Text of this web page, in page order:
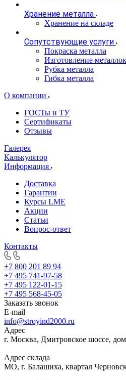
Хранение металла
Хранение на складе
Сопутствующие услуги
Покраска металла
Изготовление
Рубка металла
Гибка металла
О компании
ГОСТы и ТУ
Сертификаты
Отзывы
Галерея
Калькулятор
Информация
Доставка
Гарантии
Курсы LME
Акции
Статьи
Вопрос-ответ
Контакты
+7 800 201 89 94
+7 495 741-97-58
+7 495 122-01-15
+7 495 568-45-05
Заказать звонок
E-mail
info@stroyind2000.ru
Адрес
г. Москва, Дмитровское шоссе,
Адрес склада
МО, г. Балашиха, квартал